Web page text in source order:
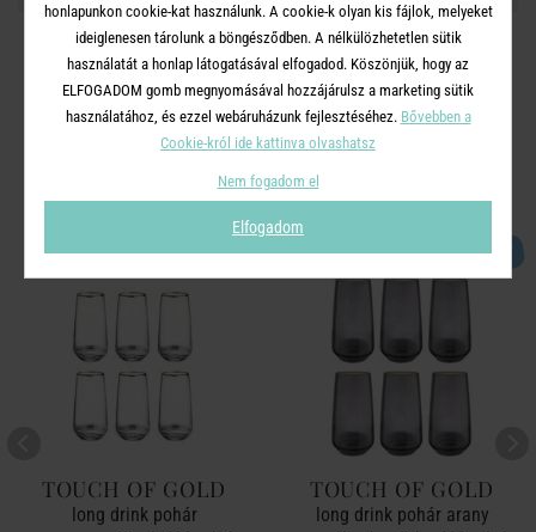
A TERMÉKCSALÁD TOVÁBBI
TERMÉKEI
KÉSZLET
TOUCH OF GOLD
long drink pohár
KÉSZLET
TOUCH OF GOLD
long drink pohár arany
honlapunkon cookie-kat használunk. A cookie-k olyan kis fájlok, melyeket
ideiglenesen tárolunk a böngésződben. A nélkülözhetetlen sütik
használatát a honlap látogatásával elfogadod. Köszönjük, hogy az
ELFOGADOM gomb megnyomásával hozzájárulsz a marketing sütik
használatához, és ezzel webáruházunk fejlesztéséhez. Bővebben a
Cookie-król ide kattinva olvashatsz
Nem fogadom el
Elfogadom